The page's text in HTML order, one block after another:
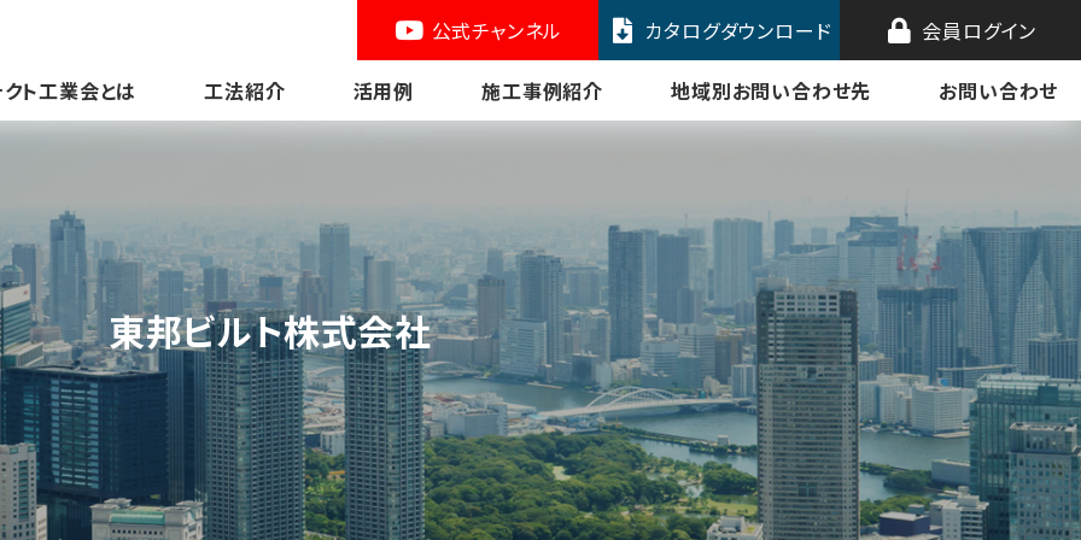
公式チャンネル カタログダウンロード 会員ログイン
ト工業会とは 工法紹介 活用例 施工事例紹介 地域別お問い合わせ先 お問い合わせ
東邦ビルト株式会社